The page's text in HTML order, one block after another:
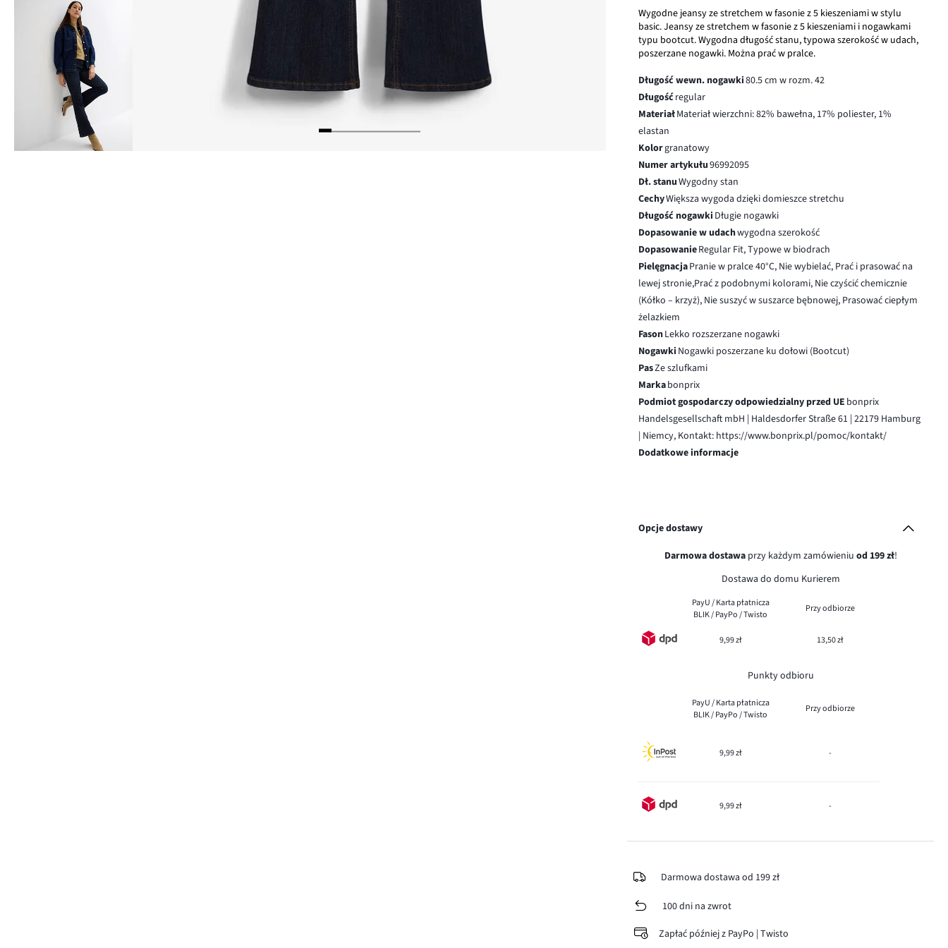
Wygodne jeansy ze stretchem w fasonie z 5 kieszeniami w stylu
basic. Jeansy ze stretchem w fasonie z 5 kieszeniami i nogawkami
typu bootcut. Wygodna długość stanu, typowa szerokość w udach,
poszerzane nogawki. Można prać w pralce.
Długość wewn. nogawki80.5 cm w rozm. 42
Długośćregular
MateriałMateriał wierzchni: 82% bawełna, 17% poliester, 1%
elastan
Kolorgranatowy
Numer artykułu96992095
Dł. stanuWygodny stan
CechyWiększa wygoda dzięki domieszce stretchu
Długość nogawki Długie nogawki
Dopasowanie w udachwygodna szerokość
DopasowanieRegular Fit, Typowe w biodrach
PielęgnacjaPranie w pralce 40°C, Nie wybielać, Prać i prasować na
lewej stronie,Prać z podobnymi kolorami, Nie czyścić chemicznie
(Kółko – krzyż), Nie suszyć w suszarce bębnowej, Prasować ciepłym
żelazkiem
FasonLekko rozszerzane nogawki
Nogawki Nogawki poszerzane ku dołowi (Bootcut)
PasZe szlufkami
Markabonprix
Podmiot gospodarczy odpowiedzialny przed UE bonprix
Handelsgesellschaft mbH | Haldesdorfer Straße 61 | 22179 Hamburg
| Niemcy, Kontakt: https://www.bonprix.pl/pomoc/kontakt/
Dodatkowe informacje
Opcje dostawy
Darmowa dostawaprzy każdym zamówieniu od 199 zł!
Dostawa do domu Kurierem
PayU / Karta płatnicza
BLIK / PayPo / Twisto
Przy odbiorze
9,99 zł 13,50 zł
Punkty odbioru
PayU / Karta płatnicza
BLIK / PayPo / Twisto
Przy odbiorze
9,99 zł -
9,99 zł -
Darmowa dostawa od 199 zł
100 dni na zwrot
Zapłać później z PayPo | Twisto